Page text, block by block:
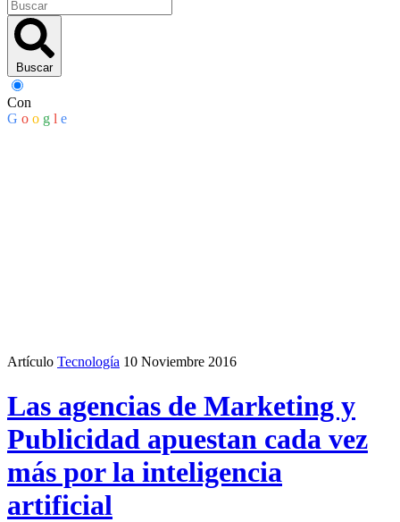
Buscar
Con
G o o g l e
Artículo Tecnología 10 Noviembre 2016
Las agencias de Marketing y
Publicidad apuestan cada vez
más por la inteligencia
artificial